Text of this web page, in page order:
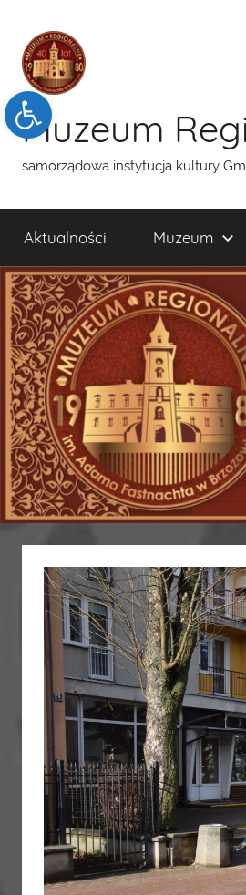
Open toolbar
treści
Muzeum
samorządowa instytucja kultury
Aktualności Muzeum